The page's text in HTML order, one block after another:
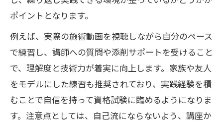
ポイントとなります。
例えば、実際の施術動画を視聴しながら自分のペース
で練習し、講師への質問や添削サポートを受けること
で、理解度と技術力が着実に向上します。家族や友人
をモデルにした練習も推奨されており、実践経験を積
むことで自信を持って資格試験に臨めるようになりま
す。注意点としては、自己流にならないよう、講座か